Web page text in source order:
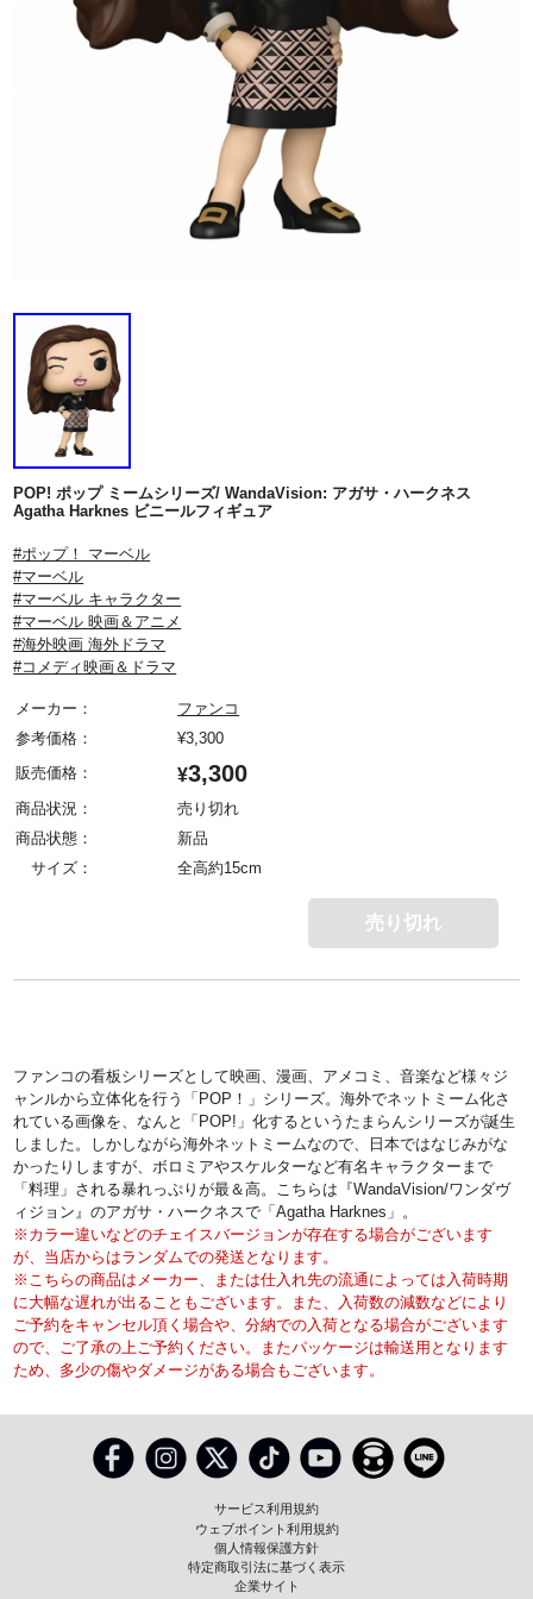
POP! ポップ ミームシリーズ/ WandaVision: アガサ・ハークネス
Agatha Harknes ビニールフィギュア
#ポップ！ マーベル
#マーベル
#マーベル キャラクター
#マーベル 映画＆アニメ
#海外映画 海外ドラマ
#コメディ映画＆ドラマ
メーカー：
ファンコ
参考価格：
¥3,300
販売価格：
¥3,300
商品状況：
売り切れ
商品状態：
新品
サイズ：
全高約15cm
売り切れ
ファンコの看板シリーズとして映画、漫画、アメコミ、音楽など様々ジ
ャンルから立体化を行う「POP！」シリーズ。海外でネットミーム化さ
れている画像を、なんと「POP!」化するというたまらんシリーズが誕生
しました。しかしながら海外ネットミームなので、日本ではなじみがな
かったりしますが、ボロミアやスケルターなど有名キャラクターまで
「料理」される暴れっぷりが最＆高。こちらは『WandaVision/ワンダヴ
ィジョン』のアガサ・ハークネスで「Agatha Harknes」。
※カラー違いなどのチェイスバージョンが存在する場合がございます
が、当店からはランダムでの発送となります。
※こちらの商品はメーカー、または仕入れ先の流通によっては入荷時期
に大幅な遅れが出ることもございます。また、入荷数の減数などにより
ご予約をキャンセル頂く場合や、分納での入荷となる場合がございます
ので、ご了承の上ご予約ください。またパッケージは輸送用となります
ため、多少の傷やダメージがある場合もございます。
サービス利用規約
ウェブポイント利用規約
個人情報保護方針
特定商取引法に基づく表示
企業サイト